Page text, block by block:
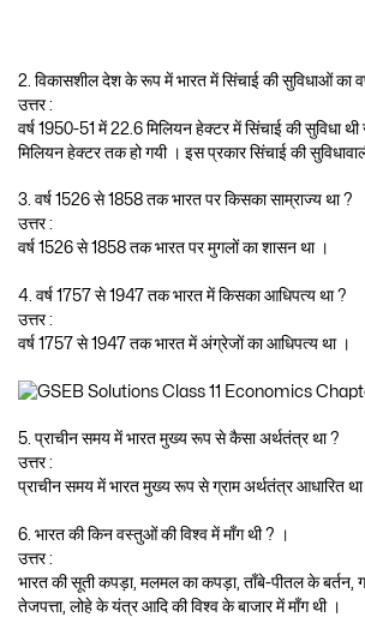
2. विकासशील देश के रूप में भारत में सिंचाई की सुविधाओं का
उत्तर :
वर्ष 1950-51 में 22.6 मिलियन हेक्टर में सिंचाई की सुविधा
मिलियन हेक्टर तक हो गयी । इस प्रकार सिंचाई की
3. वर्ष 1526 से 1858 तक भारत पर किसका साम्राज्य था ?
उत्तर :
वर्ष 1526 से 1858 तक भारत पर मुगलों का शासन था ।
4. वर्ष 1757 से 1947 तक भारत में किसका आधिपत्य था ?
उत्तर :
वर्ष 1757 से 1947 तक भारत में अंग्रेजों का आधिपत्य था ।
5. प्राचीन समय में भारत मुख्य रूप से कैसा अर्थतंत्र था ?
उत्तर :
प्राचीन समय में भारत मुख्य रूप से ग्राम अर्थतंत्र आधारित था
6. भारत की किन वस्तुओं की विश्व में माँग थी ? ।
उत्तर :
भारत की सूती कपड़ा, मलमल का कपड़ा, ताँबे-पीतल के बर्तन,
तेजपत्ता, लोहे के यंत्र आदि की विश्व के बाजार में माँग थी ।